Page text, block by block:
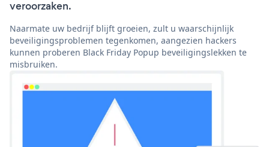
veroorzaken.
Naarmate uw bedrijf blijft groeien, zult u waarschijnlijk
beveiligingsproblemen tegenkomen, aangezien hackers
kunnen proberen Black Friday Popup beveiligingslekken te
misbruiken.